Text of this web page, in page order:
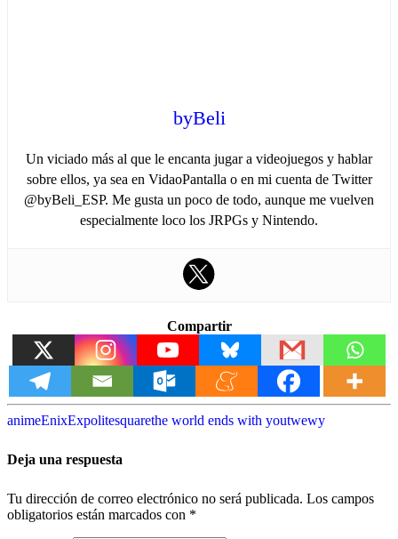
byBeli
Un viciado más al que le encanta jugar a videojuegos y hablar
sobre ellos, ya sea en VidaoPantalla o en mi cuenta de Twitter
@byBeli_ESP. Me gusta un poco de todo, aunque me vuelven
especialmente loco los JRPGs y Nintendo.
Compartir
animeEnixExpolitesquarethe world ends with youtwewy
Deja una respuesta
Tu dirección de correo electrónico no será publicada. Los campos
obligatorios están marcados con *